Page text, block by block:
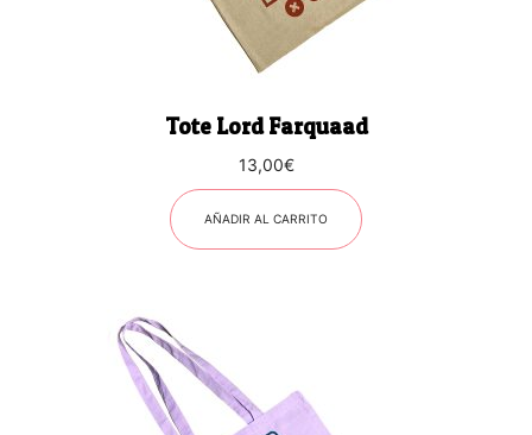
Tote Lord Farquaad
13,00€
AÑADIR AL CARRITO